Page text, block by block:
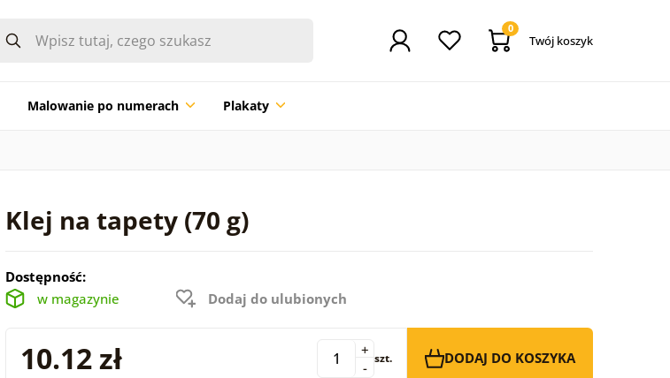
0
Twój koszyk
Malowanie po numerach Plakaty
Klej na tapety (70 g)
Dostępność:
w magazynie
Dodaj do ulubionych
10.12 zł -
+ szt. DODAJ DO KOSZYKA